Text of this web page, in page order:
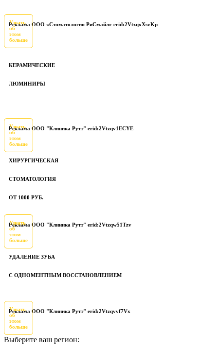
Реклама ООО «Стоматология РиСмайл» erid:2VtzqxXsvKp
Узнать
об
этом
больше
КЕРАМИЧЕСКИЕ
ЛЮМИНИРЫ
Реклама ООО "Клиника Рутт" erid:2Vtzqv1ECYE
Узнать
об
этом
больше
ХИРУРГИЧЕСКАЯ
СТОМАТОЛОГИЯ
ОТ 1000 РУБ.
Реклама ООО "Клиника Рутт" erid:2Vtzqw51Tzv
Узнать
об
этом
больше
УДАЛЕНИЕ ЗУБА
С ОДНОМЕНТНЫМ ВОССТАНОВЛЕНИЕМ
Реклама ООО "Клиника Рутт" erid:2Vtzqvvf7Vx
Узнать
об
этом
больше
Выберите ваш регион: